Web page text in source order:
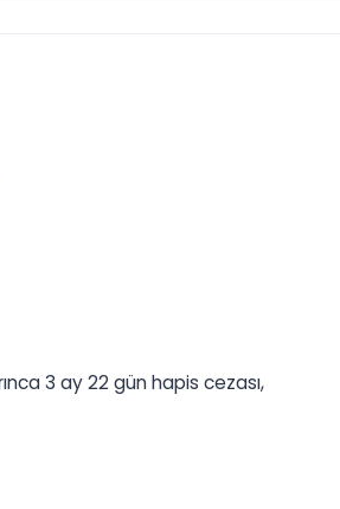
3 ay 22 gün hapis cezası,